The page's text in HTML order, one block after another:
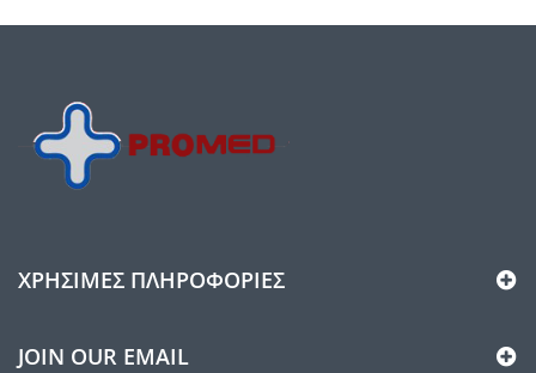
ΧΡΉΣΙΜΕΣ ΠΛΗΡΟΦΟΡΊΕΣ
JOIN OUR EMAIL